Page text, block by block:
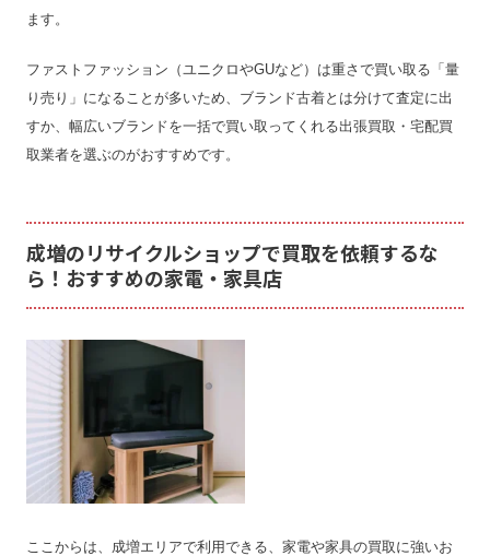
ます。
ファストファッション（ユニクロやGUなど）は重さで買い取る「量
り売り」になることが多いため、ブランド古着とは分けて査定に出
すか、幅広いブランドを一括で買い取ってくれる出張買取・宅配買
取業者を選ぶのがおすすめです。
成増のリサイクルショップで買取を依頼するな
ら！おすすめの家電・家具店
ここからは、成増エリアで利用できる、家電や家具の買取に強いお